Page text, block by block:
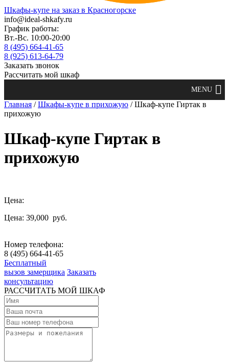
Шкафы-купе на заказ в Красногорске
info@ideal-shkafy.ru
График работы:
Вт.-Вс. 10:00-20:00
8 (495) 664-41-65
8 (925) 613-64-79
Заказать звонок
Рассчитать мой шкаф
Главная /Шкафы-купе в прихожую / Шкаф-купе Гиртак в
прихожую
Шкаф-купе Гиртак в
прихожую
Цена:
Цена: 39,000 руб.
Номер телефона:
8 (495) 664-41-65
Бесплатный
вызов замерщика Заказать
консультацию
РАССЧИТАТЬ МОЙ ШКАФ